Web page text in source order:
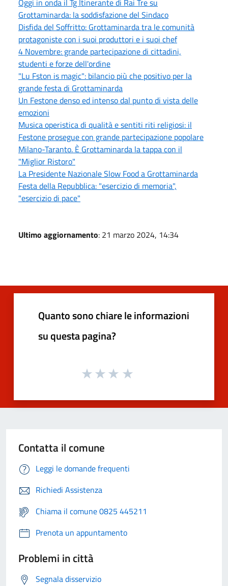
Grottaminarda: la soddisfazione del Sindaco
Disfida del Soffritto: Grottaminarda tra le comunità
protagoniste con i suoi produttori e i suoi chef
4 Novembre: grande partecipazione di cittadini,
studenti e forze dell'ordine
"Lu Fston is magic": bilancio più che positivo per la
grande festa di Grottaminarda
Un Festone denso ed intenso dal punto di vista delle
emozioni
Musica operistica di qualità e sentiti riti religiosi: il
Festone prosegue con grande partecipazione popolare
Milano-Taranto. È Grottaminarda la tappa con il
"Miglior Ristoro"
La Presidente Nazionale Slow Food a Grottaminarda
Festa della Repubblica: "esercizio di memoria",
"esercizio di pace"
Ultimo aggiornamento: 21 marzo 2024, 14:34
Quanto sono chiare le informazioni
su questa pagina?
Contatta il comune
Leggi le domande frequenti
Richiedi Assistenza
Chiama il comune 0825 445211
Prenota un appuntamento
Problemi in città
Segnala disservizio